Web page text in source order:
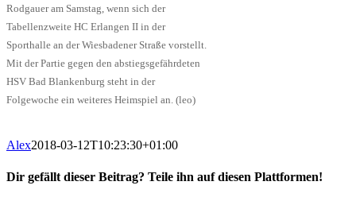
Rodgauer am Samstag, wenn sich der
Tabellenzweite HC Erlangen II in der
Sporthalle an der Wiesbadener Straße vorstellt.
Mit der Partie gegen den abstiegsgefährdeten
HSV Bad Blankenburg steht in der
Folgewoche ein weiteres Heimspiel an. (leo)
Alex2018-03-12T10:23:30+01:00
Dir gefällt dieser Beitrag? Teile ihn auf diesen Plattformen!